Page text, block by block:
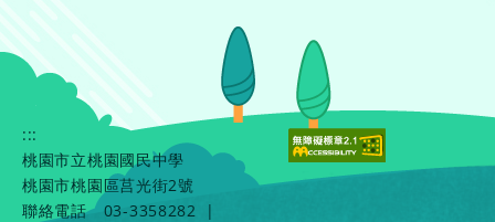
:::
桃園市立桃園國民中學
桃園市桃園區莒光街2號
聯絡電話
03-3358282
|